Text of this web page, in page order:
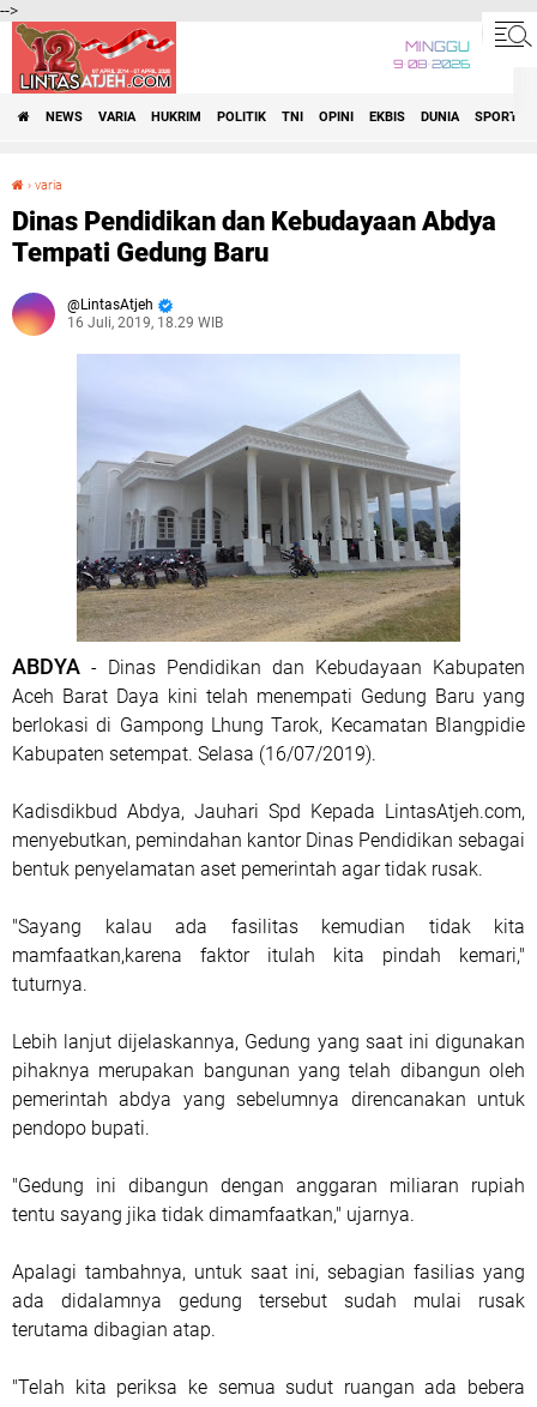
-->
MINGGU
9•08•2026
NEWS VARIA HUKRIM POLITIK TNI OPINI EKBIS DUNIA SPORT
› varia
Dinas Pendidikan dan Kebudayaan Abdya
Tempati Gedung Baru
LintasAtjeh
16 Juli, 2019, 18.29 WIB
ABDYA - Dinas Pendidikan dan Kebudayaan Kabupaten
Aceh Barat Daya kini telah menempati Gedung Baru yang
berlokasi di Gampong Lhung Tarok, Kecamatan Blangpidie
Kabupaten setempat. Selasa (16/07/2019).
Kadisdikbud Abdya, Jauhari Spd Kepada LintasAtjeh.com,
menyebutkan, pemindahan kantor Dinas Pendidikan sebagai
bentuk penyelamatan aset pemerintah agar tidak rusak.
"Sayang kalau ada fasilitas kemudian tidak kita
mamfaatkan,karena faktor itulah kita pindah kemari,"
tuturnya.
Lebih lanjut dijelaskannya, Gedung yang saat ini digunakan
pihaknya merupakan bangunan yang telah dibangun oleh
pemerintah abdya yang sebelumnya direncanakan untuk
pendopo bupati.
"Gedung ini dibangun dengan anggaran miliaran rupiah
tentu sayang jika tidak dimamfaatkan," ujarnya.
Apalagi tambahnya, untuk saat ini, sebagian fasilias yang
ada didalamnya gedung tersebut sudah mulai rusak
terutama dibagian atap.
"Telah kita periksa ke semua sudut ruangan ada bebera